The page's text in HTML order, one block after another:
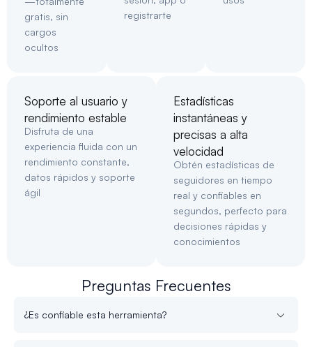
gratis, sin
cargos
ocultos
registrarte
Soporte al usuario y
rendimiento estable
Disfruta de una
experiencia fluida con un
rendimiento constante,
datos rápidos y soporte
ágil
Estadísticas
instantáneas y
precisas a alta
velocidad
Obtén estadísticas de
seguidores en tiempo
real y confiables en
segundos, perfecto para
decisiones rápidas y
conocimientos
Preguntas Frecuentes
¿Es confiable esta herramienta?